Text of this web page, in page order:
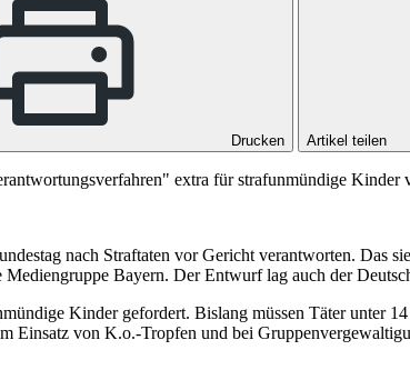
Drucken Artikel teilen
extra für strafunmündige
nach Straftaten vor Gericht verantworten. Das
Bayern. Der Entwurf lag auch der
Kinder gefordert. Bislang müssen Täter unter
Einsatz von K.o.-Tropfen und bei